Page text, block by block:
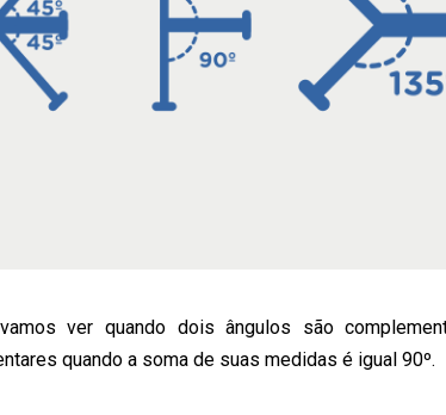
ver quando dois ângulos são
quando a soma de suas medidas é igual 90º.